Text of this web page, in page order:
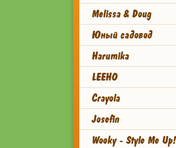
Melissa & Doug
Юный садовод
Harumika
LEEHO
Crayola
Josefin
Wooky - Style Me Up!